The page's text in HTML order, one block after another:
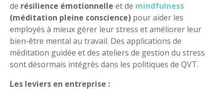
de résilience émotionnelle et de mindfulness
(méditation pleine conscience) pour aider les
employés à mieux gérer leur stress et améliorer leur
bien-être mental au travail. Des applications de
méditation guidée et des ateliers de gestion du stress
sont désormais intégrés dans les politiques de QVT.
Les leviers en entreprise :